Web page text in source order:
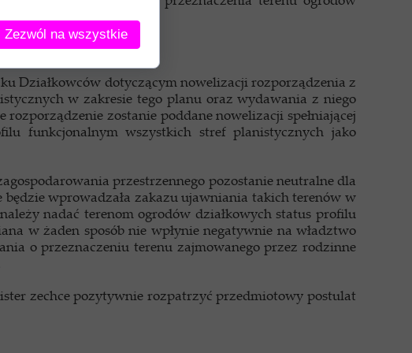
Działkowców dotyczącym nowelizacji rozporządzenia z
w zakresie tego planu oraz wydawania z niego
zostanie poddane nowelizacji spełniającej
funkcjonalnym wszystkich stref planistycznych jako
przestrzennego pozostanie neutralne dla
wprowadzała zakazu ujawniania takich terenów w
nadać terenom ogrodów działkowych status profilu
w żaden sposób nie wpłynie negatywnie na władztwo
o przeznaczeniu terenu zajmowanego przez rodzinne
zechce pozytywnie rozpatrzyć przedmiotowy postulat
Zezwól na wszystkie